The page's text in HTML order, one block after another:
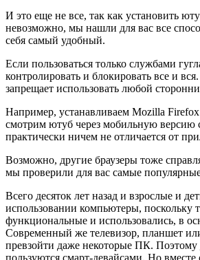
И это еще не все, так как установить
невозможно, мы нашли для вас все
себя самый удобный.
Если пользоваться только службами
контролировать и блокировать все и
запрещает использовать любой
Например, устанавливаем Mozilla
смотрим ютуб через мобильную версию
практически ничем не отличается от
Возможно, другие браузеры тоже
мы проверили для вас самые
Всего десяток лет назад и взрослые и
использовании компьютеры, поскольку
функциональные и использовались, в
Современный же телевизор, планшет
превзойти даже некоторые ПК. Поэтому